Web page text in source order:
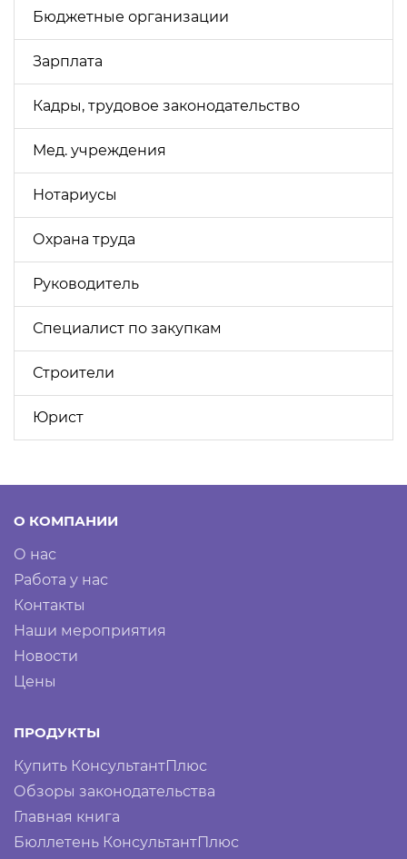
Бюджетные организации
Зарплата
Кадры, трудовое законодательство
Мед. учреждения
Нотариусы
Охрана труда
Руководитель
Специалист по закупкам
Строители
Юрист
О КОМПАНИИ
О нас
Работа у нас
Контакты
Наши мероприятия
Новости
Цены
ПРОДУКТЫ
Купить КонсультантПлюс
Обзоры законодательства
Главная книга
Бюллетень КонсультантПлюс